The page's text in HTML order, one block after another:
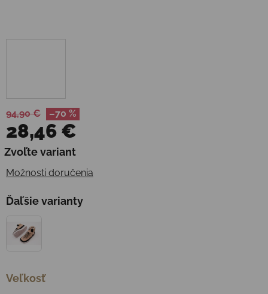
94,90 € –70 %
28,46 €
Jednotková cena:
Zvoľte variant
Možnosti doručenia
Ďaľšie varianty
Veľkosť